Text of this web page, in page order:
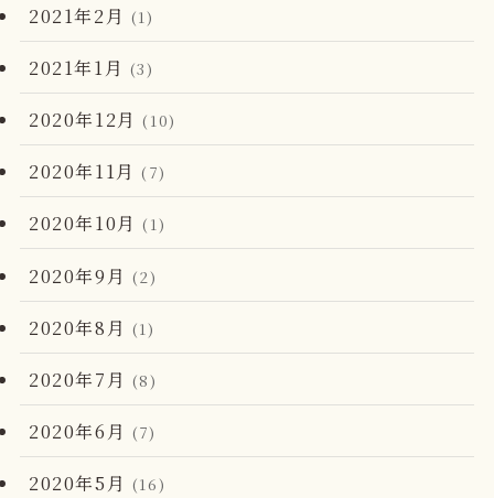
2021年2月 (1)
2021年1月 (3)
2020年12月 (10)
2020年11月 (7)
2020年10月 (1)
2020年9月 (2)
2020年8月 (1)
2020年7月 (8)
2020年6月 (7)
2020年5月 (16)